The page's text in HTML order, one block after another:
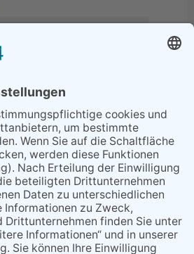
Sperrung B455: Kleiner
Grenzverkehr statt weite Wege
Wenn Bahn-Computer nicht
miteinander kommunizieren
"Plakatverbot für überregionale
Demos"
Gelbe Tonne – Ein kleiner Blick
über den Tellerand
Plastikersparnis durch Nutzung